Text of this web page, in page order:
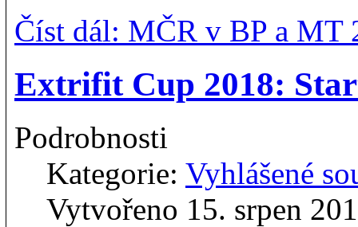
Číst dál: MČR v BP a MT
Extrifit Cup 2018:
Podrobnosti
Kategorie: Vyhlášené
Vytvořeno 15. srpen